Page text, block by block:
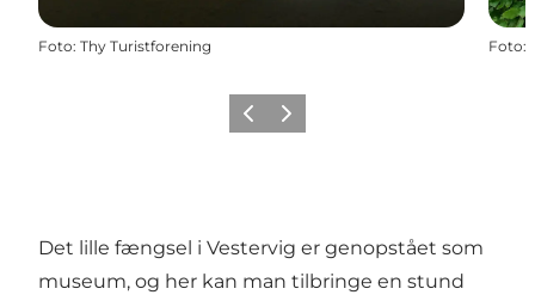
Foto: Thy Turistforening Foto:
ForrigeNæste
Det lille fængsel i Vestervig er genopstået som
museum, og her kan man tilbringe en stund